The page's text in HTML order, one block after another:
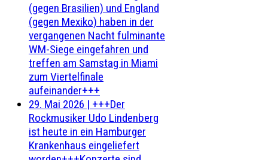
(gegen Brasilien) und England
(gegen Mexiko) haben in der
vergangenen Nacht fulminante
WM-Siege eingefahren und
treffen am Samstag in Miami
zum Viertelfinale
aufeinander+++
29. Mai 2026 | +++Der
Rockmusiker Udo Lindenberg
ist heute in ein Hamburger
Krankenhaus eingeliefert